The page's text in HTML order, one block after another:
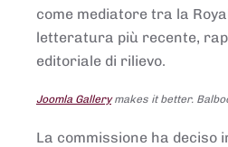
come mediatore tra la
letteratura più recente,
editoriale di rilievo.
Joomla Gallerymakes it better.
La commissione ha deciso